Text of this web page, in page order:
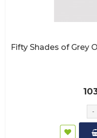
Fifty Shades of Grey
-